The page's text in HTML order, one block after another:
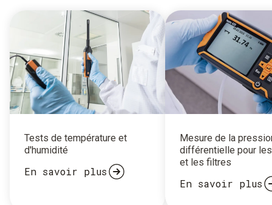
Tests de température et
d'humidité
En savoir plus
Mesure de la
différentielle pour
et les filtres
En savoir plus